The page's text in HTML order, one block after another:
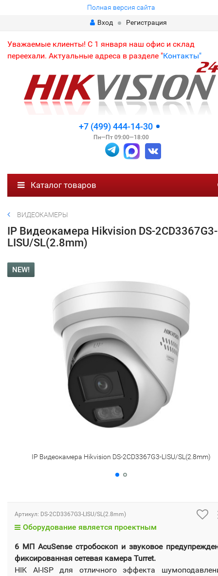
Полная версия сайта
Вход
Регистрация
Уважаемые клиенты! С 1 января наш офис и склад
переехали. Актуальные адреса в разделе "Контакты"
+7 (499) 444-14-30
Пн—Пт 09:00—18:00
Каталог товаров
ВИДЕОКАМЕРЫ
IP Видеокамера Hikvision DS-2CD3367G3-
LISU/SL(2.8mm)
NEW!
IP Видеокамера Hikvision DS-2CD3367G3-LISU/SL(2.8mm)
Артикул: DS-2CD3367G3-LISU/SL(2.8mm)
Оборудование является проектным
6 МП AcuSense стробоскоп и звуковое
фиксированная сетевая камера Turret.
HIK AI-ISP для отличного эффекта